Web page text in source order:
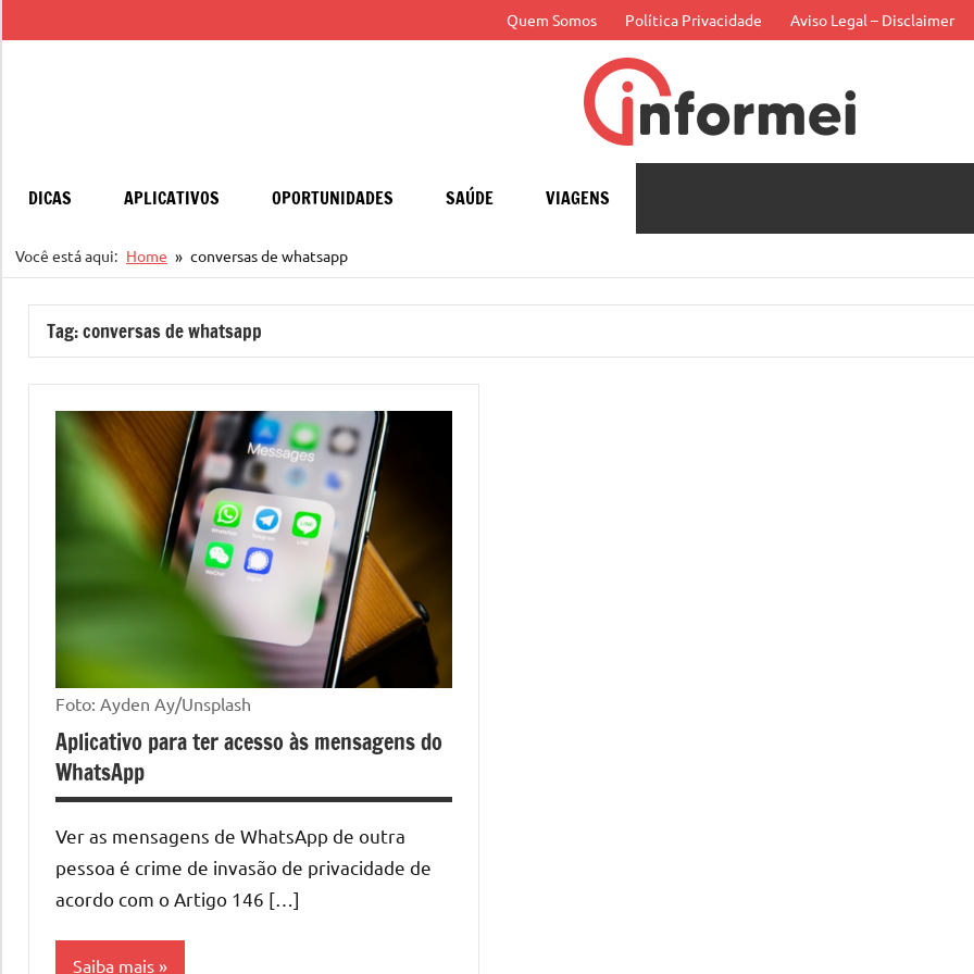
para
Quem Somos Política Privacidade Aviso Legal – Disclaimer
DICAS APLICATIVOS OPORTUNIDADES SAÚDE VIAGENS
Você está aqui: Home conversas de whatsapp
Tag:conversas de whatsapp
Foto: Ayden Ay/Unsplash
Aplicativo para ter acesso às mensagens do
WhatsApp
Ver as mensagens de WhatsApp de outra
pessoa é crime de invasão de privacidade de
acordo com o Artigo 146 […]
Saiba mais